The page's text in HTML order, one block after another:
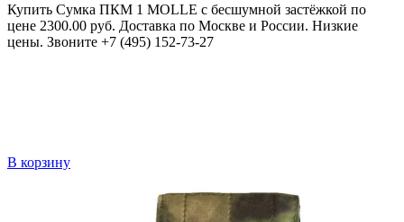
Купить Сумка ПКМ 1 MOLLE с бесшумной застёжкой по
цене 2300.00 руб. Доставка по Москве и России. Низкие
цены. Звоните +7 (495) 152-73-27
В корзину